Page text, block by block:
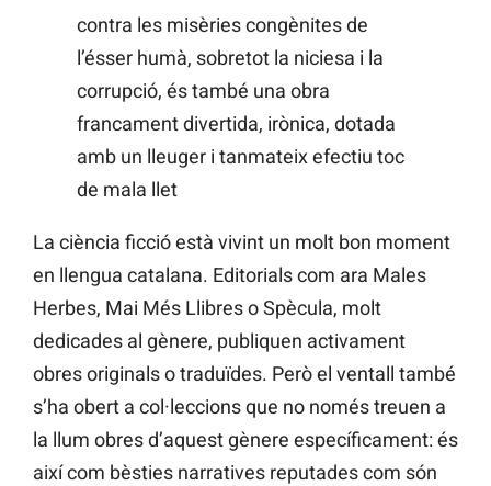
contra les misèries congènites de
l’ésser humà, sobretot la niciesa i la
corrupció, és també una obra
francament divertida, irònica, dotada
amb un lleuger i tanmateix efectiu toc
de mala llet
La ciència ficció està vivint un molt bon moment
en llengua catalana. Editorials com ara Males
Herbes, Mai Més Llibres o Spècula, molt
dedicades al gènere, publiquen activament
obres originals o traduïdes. Però el ventall també
s’ha obert a col·leccions que no només treuen a
la llum obres d’aquest gènere específicament: és
així com bèsties narratives reputades com són